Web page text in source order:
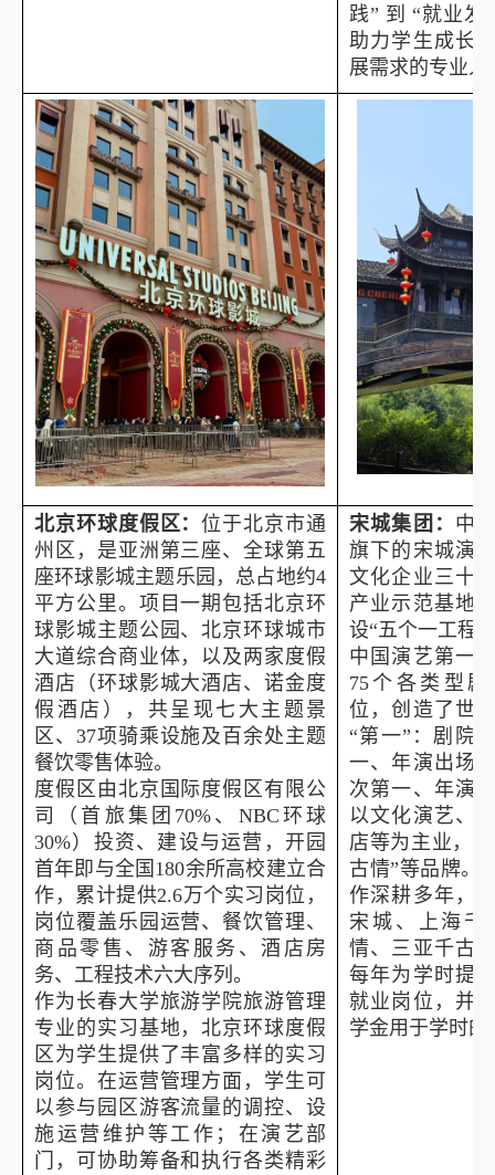
践” 到 “就业发
助力学生成长
展需求的专业人
北京环球度假区： 位于北京市通
州区，是亚洲第三座、全球第五
座环球影城主题乐园，总占地约4
平方公里。项目一期包括北京环
球影城主题公园、北京环球城市
大道综合商业体，以及两家度假
酒店（环球影城大酒店、诺金度
假酒店），共呈现七大主题景
区、 37项骑乘设施及百余处主题
餐饮零售体验。
度假区由北京国际度假区有限公
司（首旅集团 70% 、 NBC 环球
30%）投资、建设与运营，开园
首年即与全国 180余所高校建立合
作，累计提供2.6万个实习岗位，
岗位覆盖乐园运营、餐饮管理、
商品零售、游客服务、酒店房
务、工程技术六大序列。
作为长春大学旅游学院旅游管理
专业的实习基地，北京环球度假
区为学生提供了丰富多样的实习
岗位。在运营管理方面，学生可
以参与园区游客流量的调控、设
施运营维护等工作；在演艺部
门，可协助筹备和执行各类精彩
宋城集团： 中
旗下的宋城演
文化企业三十
产业示范基地
设“五个一工程
中国演艺第一
75个各类型
位，创造了世
“第一”：剧院
一、年演出场
次第一、年演
以文化演艺、
店等为主业，
古情”等品牌。
作深耕多年，
宋城、上海千
情、三亚千古
每年为学时提
就业岗位，并
学金用于学时的